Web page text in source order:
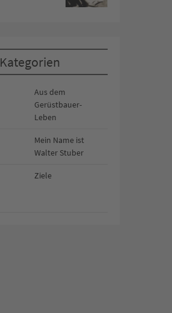
Kategorien
Aus dem
Gerüstbauer-
Leben
Mein Name ist
Walter Stuber
Ziele